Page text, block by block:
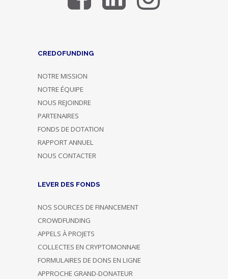
CREDOFUNDING
NOTRE MISSION
NOTRE ÉQUIPE
NOUS REJOINDRE
PARTENAIRES
FONDS DE DOTATION
RAPPORT ANNUEL
NOUS CONTACTER
LEVER DES FONDS
NOS SOURCES DE FINANCEMENT
CROWDFUNDING
APPELS À PROJETS
COLLECTES EN CRYPTOMONNAIE
FORMULAIRES DE DONS EN LIGNE
APPROCHE GRAND-DONATEUR